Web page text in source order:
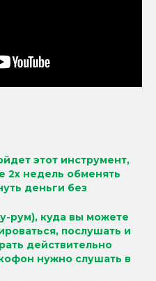
этот инструмент,
2х недель обменять
деньги без
рум), куда вы можете
послушать и
действительно
нужно слушать в